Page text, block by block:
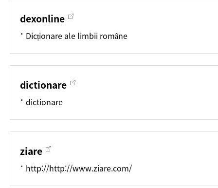
dexonline
Dicționare ale limbii române
dictionare
dictionare
ziare
http://http://www.ziare.com/